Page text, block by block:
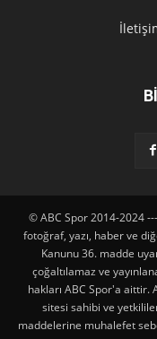
© ABC Spor 2014-2024
fotoğraf, yazı, haber ve
Kanunu 36. madde
çoğaltılamaz ve
hakları ABC Spor'a aittir.
sitesi sahibi ve
maddelerine muhalefet